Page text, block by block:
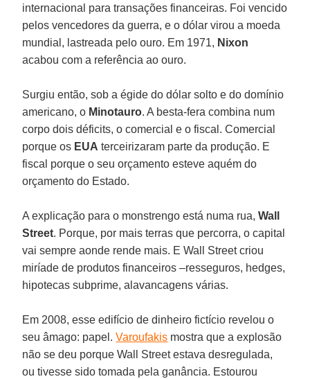
internacional para transações financeiras. Foi vencido
pelos vencedores da guerra, e o dólar virou a moeda
mundial, lastreada pelo ouro. Em 1971, Nixon
acabou com a referência ao ouro.
Surgiu então, sob a égide do dólar solto e do domínio
americano, o Minotauro. A besta-fera combina num
corpo dois déficits, o comercial e o fiscal. Comercial
porque os EUA terceirizaram parte da produção. E
fiscal porque o seu orçamento esteve aquém do
orçamento do Estado.
A explicação para o monstrengo está numa rua,Wall
Street. Porque, por mais terras que percorra, o capital
vai sempre aonde rende mais. E Wall Street criou
miríade de produtos financeiros –resseguros, hedges,
hipotecas subprime, alavancagens várias.
Em 2008, esse edifício de dinheiro fictício revelou o
seu âmago: papel.Varoufakis mostra que a explosão
não se deu porque Wall Street estava desregulada,
ou tivesse sido tomada pela ganância. Estourou